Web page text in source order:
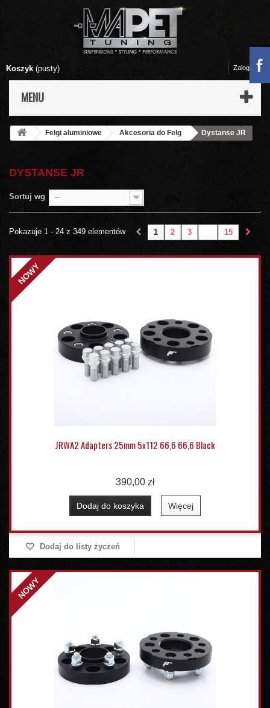
Koszyk (pusty)
MENU
Zaloguj się
Felgi aluminiowe Akcesoria do Felg Dystanse JR
DYSTANSE JR
Sortuj wg --
1 2 3 15
Pokazuje 1 - 24 z 349 elementów
NOWY
JRWA2 Adapters 25mm 5x112 66,6 66,6 Black
390,00 zł
Dodaj do koszyka Więcej
Dodaj do listy życzeń
NOWY